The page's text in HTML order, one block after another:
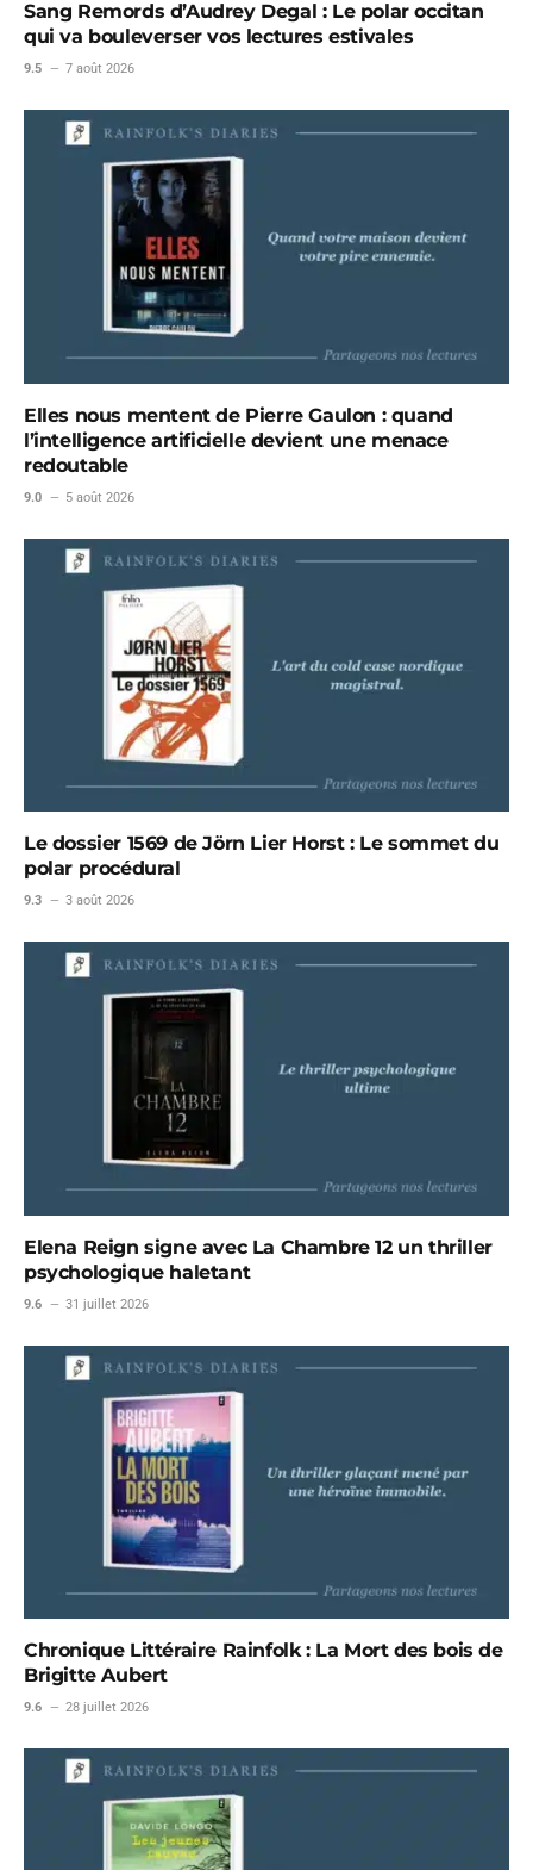
Sang Remords d’Audrey Degal : Le polar occitan
qui va bouleverser vos lectures estivales
9.5 7 août 2026
Elles nous mentent de Pierre Gaulon : quand
l’intelligence artificielle devient une menace
redoutable
9.0 5 août 2026
Le dossier 1569 de Jörn Lier Horst : Le sommet du
polar procédural
9.3 3 août 2026
Elena Reign signe avec La Chambre 12 un thriller
psychologique haletant
9.6 31 juillet 2026
Chronique Littéraire Rainfolk : La Mort des bois de
Brigitte Aubert
9.6 28 juillet 2026